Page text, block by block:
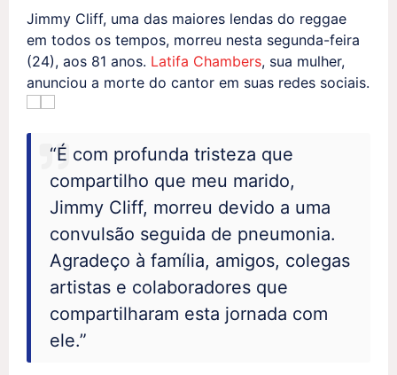
Jimmy Cliff, uma das maiores lendas do reggae
em todos os tempos, morreu nesta segunda-feira
(24), aos 81 anos. Latifa Chambers, sua mulher,
anunciou a morte do cantor em suas redes sociais.
“É com profunda tristeza que
compartilho que meu marido,
Jimmy Cliff, morreu devido a uma
convulsão seguida de pneumonia.
Agradeço à família, amigos, colegas
artistas e colaboradores que
compartilharam esta jornada com
ele.”